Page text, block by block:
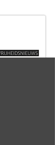
>